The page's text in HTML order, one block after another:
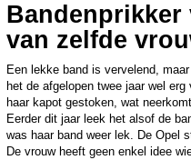
Bandenprikker
van zelfde
Een lekke band is vervelend,
het de afgelopen twee jaar wel
haar kapot gestoken, wat
Eerder dit jaar leek het alsof de
was haar band weer lek. De Opel
De vrouw heeft geen enkel idee